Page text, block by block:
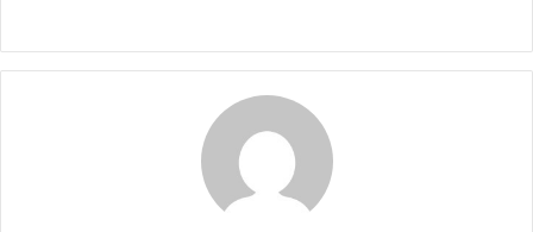
at
s
e
gr
e
b
itt
er
t ai
l
п
р